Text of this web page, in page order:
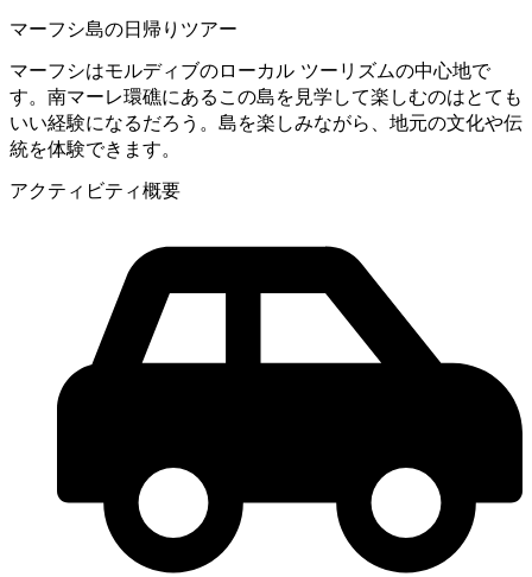
マーフシ島の日帰りツアー
マーフシはモルディブのローカル ツーリズムの中心地で
す。南マーレ環礁にあるこの島を見学して楽しむのはとても
いい経験になるだろう。島を楽しみながら、地元の文化や伝
統を体験できます。
アクティビティ概要